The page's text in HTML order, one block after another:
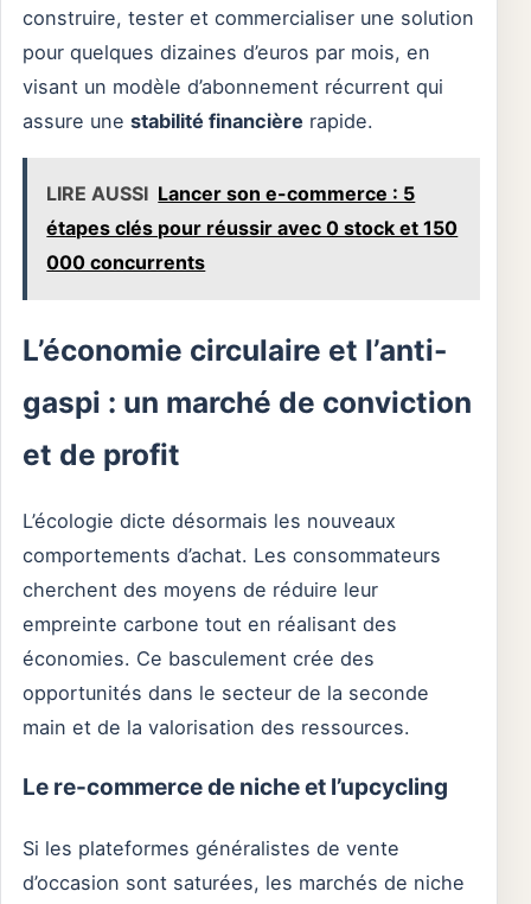
construire, tester et commercialiser une solution
pour quelques dizaines d’euros par mois, en
visant un modèle d’abonnement récurrent qui
assure une stabilité financière rapide.
LIRE AUSSI Lancer son e-commerce : 5
étapes clés pour réussir avec 0 stock et 150
000 concurrents
L’économie circulaire et l’anti-
gaspi : un marché de conviction
et de profit
L’écologie dicte désormais les nouveaux
comportements d’achat. Les consommateurs
cherchent des moyens de réduire leur
empreinte carbone tout en réalisant des
économies. Ce basculement crée des
opportunités dans le secteur de la seconde
main et de la valorisation des ressources.
Le re-commerce de niche et l’upcycling
Si les plateformes généralistes de vente
d’occasion sont saturées, les marchés de niche